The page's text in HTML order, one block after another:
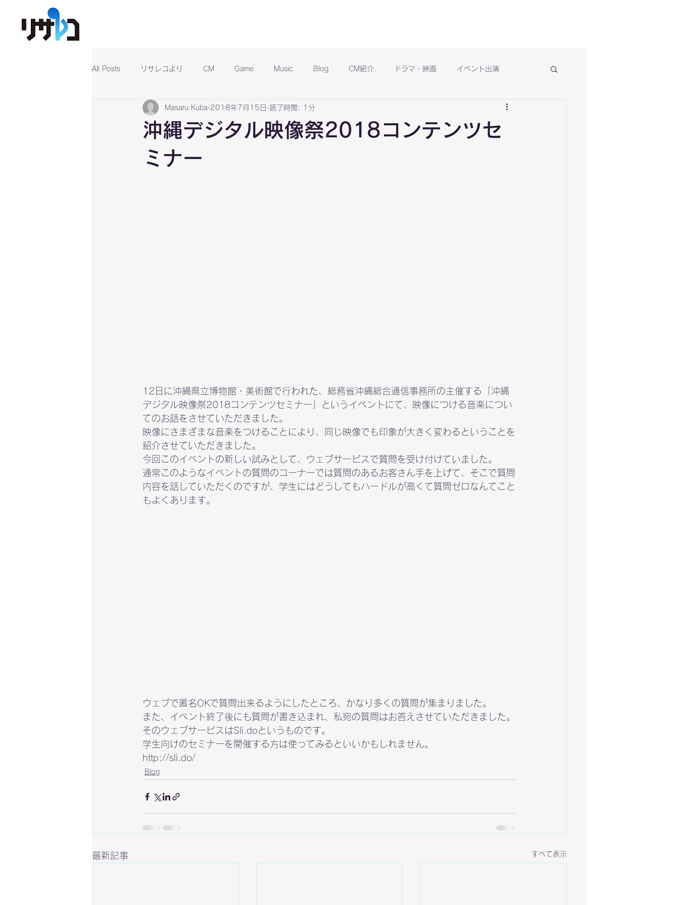
All Posts リサレコより CM Game Music Blog CM紹介 ドラマ・映画 イベント出演
沖縄デジタル映像祭2018コンテンツセ
ミナー
Masaru Kuba 2018年7月15日 読了時間: 1分
12日に沖縄県立博物館・美術館で行われた、総務省沖縄総合通信事務所の主催する「沖縄
デジタル映像祭2018コンテンツセミナー」というイベントにて、映像につける音楽につい
てのお話をさせていただきました。
映像にさまざまな音楽をつけることにより、同じ映像でも印象が大きく変わるということを
紹介させていただきました。
今回このイベントの新しい試みとして、ウェブサービスで質問を受け付けていました。
通常このようなイベントの質問のコーナーでは質問のあるお客さん手を上げて、そこで質問
内容を話していただくのですが、学生にはどうしてもハードルが高くて質問ゼロなんてこと
もよくあります。
ウェブで匿名OKで質問出来るようにしたところ、かなり多くの質問が集まりました。
また、イベント終了後にも質問が書き込まれ、私宛の質問はお答えさせていただきました。
そのウェブサービスはSli.doというものです。
学生向けのセミナーを開催する方は使ってみるといいかもしれません。
http://sli.do/
Blog
最新記事 すべて表示